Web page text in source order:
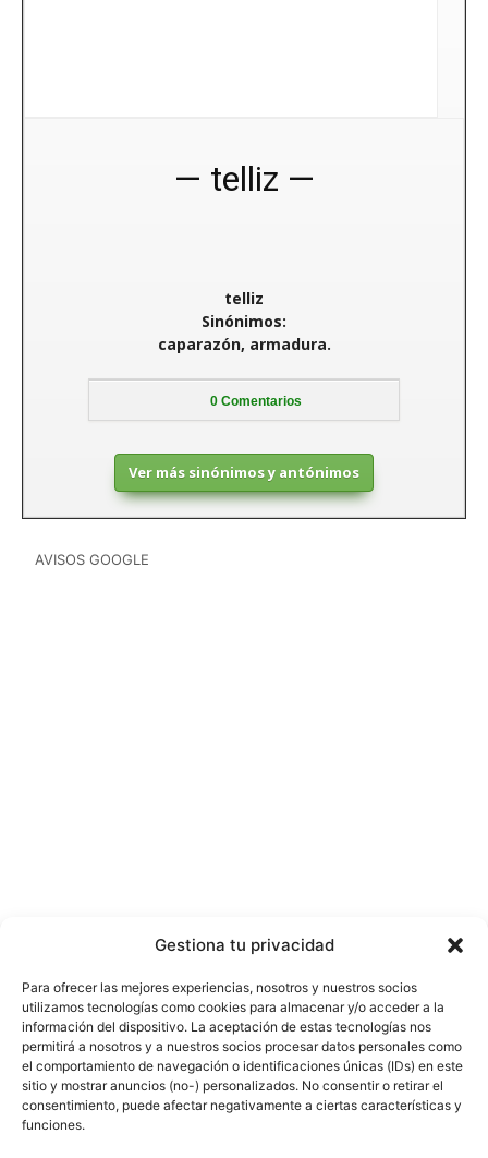
Gestiona tu privacidad
Para ofrecer las mejores experiencias, nosotros y nuestros socios
utilizamos tecnologías como cookies para almacenar y/o acceder a la
información del dispositivo. La aceptación de estas tecnologías nos
permitirá a nosotros y a nuestros socios procesar datos personales como
el comportamiento de navegación o identificaciones únicas (IDs) en este
sitio y mostrar anuncios (no-) personalizados. No consentir o retirar el
consentimiento, puede afectar negativamente a ciertas características y
funciones.
telliz
telliz
Sinónimos:
caparazón, armadura.
0 Comentarios
Ver más sinónimos y antónimos
AVISOS GOOGLE